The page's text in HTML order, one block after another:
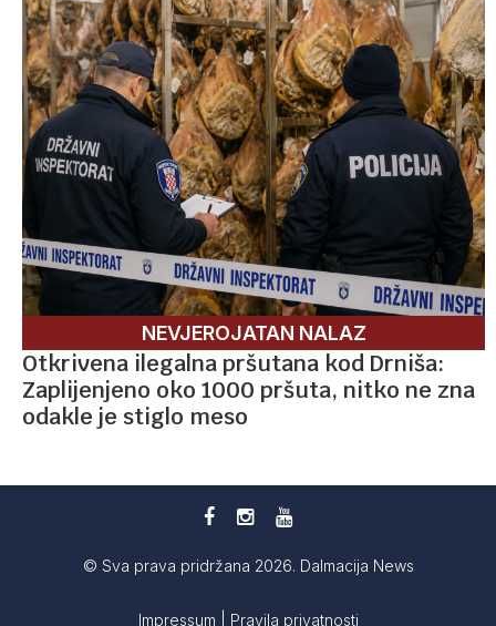
NEVJEROJATAN NALAZ
Otkrivena ilegalna pršutana kod Drniša:
Zaplijenjeno oko 1000 pršuta, nitko ne zna
odakle je stiglo meso
© Sva prava pridržana 2026. Dalmacija News
Impressum Pravila privatnosti